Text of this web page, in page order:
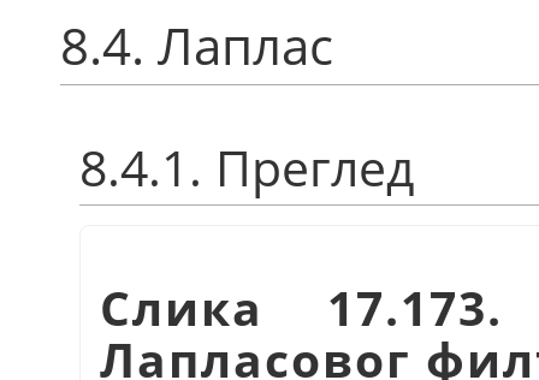
8.4. Лаплас
8.4.1. Преглед
Слика
Лапласовог